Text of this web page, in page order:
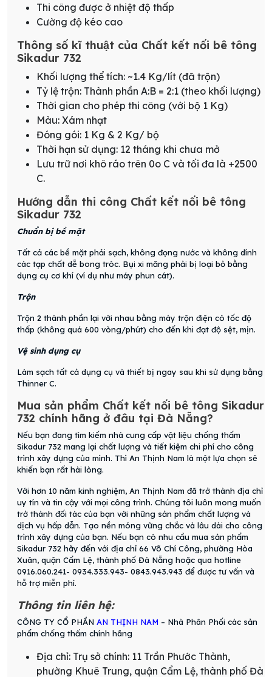
Thi công được ở nhiệt độ thấp
Cường độ kéo cao
Thông số kĩ thuật của Chất kết nối bê tông
Sikadur 732
Khối lượng thể tích: ~1.4 Kg/lít (đã trộn)
Tỷ lệ trộn: Thành phần A:B = 2:1 (theo khối lượng)
Thời gian cho phép thi công (với bộ 1 Kg)
Màu: Xám nhạt
Đóng gói: 1 Kg & 2 Kg/ bộ
Thời hạn sử dụng: 12 tháng khi chưa mở
Lưu trữ nơi khô ráo trên 0o C và tối đa là +2500
C.
Hướng dẫn thi công Chất kết nối bê tông
Sikadur 732
Chuẩn bị bề mặt
Tất cả các bề mặt phải sạch, không đọng nước và không dính
các tạp chất dễ bong tróc. Bụi xi măng phải bị loại bỏ bằng
dụng cụ cơ khí (ví dụ như máy phun cát).
Trộn
Trộn 2 thành phần lại với nhau bằng máy trộn điện có tốc độ
thấp (không quá 600 vòng/phút) cho đến khi đạt độ sệt, mịn.
Vệ sinh dụng cụ
Làm sạch tất cả dụng cụ và thiết bị ngay sau khi sử dụng bằng
Thinner C.
Mua sản phẩm Chất kết nối bê tông Sikadur
732 chính hãng ở đâu tại Đà Nẵng?
Nếu bạn đang tìm kiếm nhà cung cấp vật liệu chống thấm
Sikadur 732 mang lại chất lượng và tiết kiệm chi phí cho công
trình xây dựng của mình. Thì An Thịnh Nam là một lựa chọn sẽ
khiến bạn rất hài lòng.
Với hơn 10 năm kinh nghiệm, An Thịnh Nam đã trở thành địa chỉ
uy tín và tin cậy với mọi công trình. Chúng tôi luôn mong muốn
trở thành đối tác của bạn với những sản phẩm chất lượng và
dịch vụ hấp dẫn. Tạo nền móng vững chắc và lâu dài cho công
trình xây dựng của bạn. Nếu bạn có nhu cầu mua sản phẩm
Sikadur 732 hãy đến với địa chỉ 66 Võ Chí Công, phường Hòa
Xuân, quận Cẩm Lệ, thành phố Đà Nẵng hoặc qua hotline
0916.060.241- 0934.333.943- 0843.943.943 để được tư vấn và
hỗ trợ miễn phí.
Thông tin liên hệ:
CÔNG TY CỔ PHẦN AN THỊNH NAM – Nhà Phân Phối các sản
phẩm chống thấm chính hãng
Địa chỉ: Trụ sở chính: 11 Trần Phước Thành,
phường Khuê Trung, quận Cẩm Lệ, thành phố Đà